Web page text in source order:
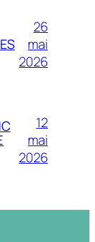
26
mai
2026
12
mai
2026